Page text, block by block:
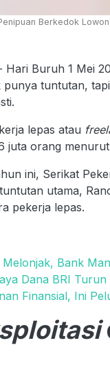
Berkedok
Hari Buruh 1 Mei
tuntutan,
lepas atau
juta orang
ini, Serikat
utama,
pekerja lepas.
Bank
Dana BRI
Finansial, Ini